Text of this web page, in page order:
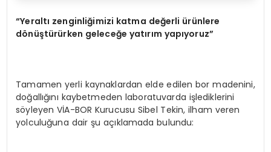
“Yeraltı zenginliğimizi katma değerli ürünlere
dönüştürürken geleceğe yatırım yapıyoruz”
Tamamen yerli kaynaklardan elde edilen bor madenini,
doğallığını kaybetmeden laboratuvarda işlediklerini
söyleyen VİA-BOR Kurucusu Sibel Tekin, ilham veren
yolculuğuna dair şu açıklamada bulundu: